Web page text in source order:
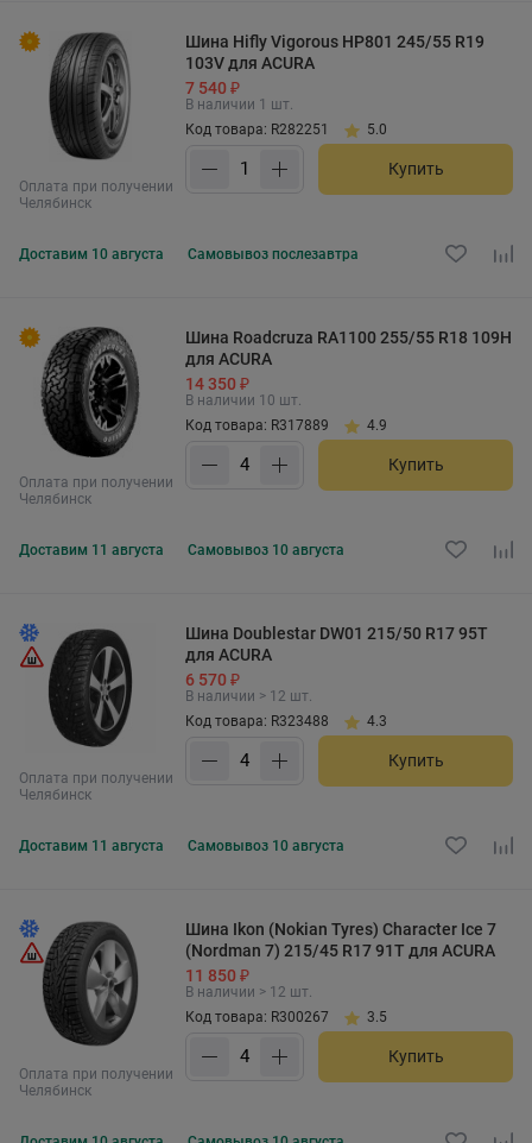
Оплата при получении
Челябинск
Шина Hifly Vigorous HP801 245/55 R19
103V для ACURA
7 540 ₽
В наличии 1 шт.
Код товара: R282251
5.0
Купить
Доставим 10 августа Самовывоз послезавтра
Оплата при получении
Челябинск
Шина Roadcruza RA1100 255/55 R18 109H
для ACURA
14 350 ₽
В наличии 10 шт.
Код товара: R317889
4.9
Купить
Доставим 11 августа Самовывоз 10 августа
Оплата при получении
Челябинск
Шина Doublestar DW01 215/50 R17 95T
для ACURA
6 570 ₽
В наличии > 12 шт.
Код товара: R323488
4.3
Купить
Доставим 11 августа Самовывоз 10 августа
Оплата при получении
Челябинск
Шина Ikon (Nokian Tyres) Character Ice 7
(Nordman 7) 215/45 R17 91T для ACURA
11 850 ₽
В наличии > 12 шт.
Код товара: R300267
3.5
Купить